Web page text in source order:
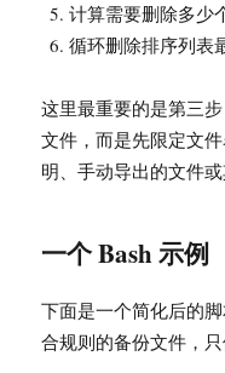
计算需要删除多少
循环删除排序列表
这里最重要的是第三
文件，而是先限定文
明、手动导出的文件
一个 Bash 示例
下面是一个简化后的
合规则的备份文件，只